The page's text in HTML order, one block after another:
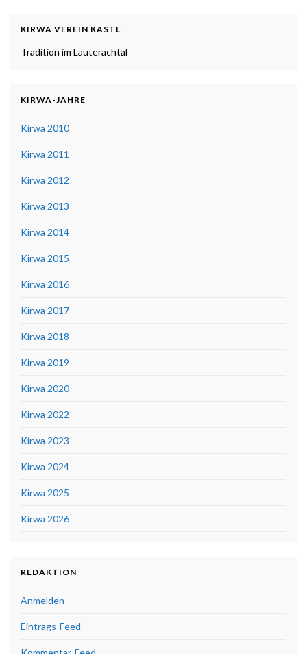
KIRWA VEREIN KASTL
Tradition im Lauterachtal
KIRWA-JAHRE
Kirwa 2010
Kirwa 2011
Kirwa 2012
Kirwa 2013
Kirwa 2014
Kirwa 2015
Kirwa 2016
Kirwa 2017
Kirwa 2018
Kirwa 2019
Kirwa 2020
Kirwa 2022
Kirwa 2023
Kirwa 2024
Kirwa 2025
Kirwa 2026
REDAKTION
Anmelden
Eintrags-Feed